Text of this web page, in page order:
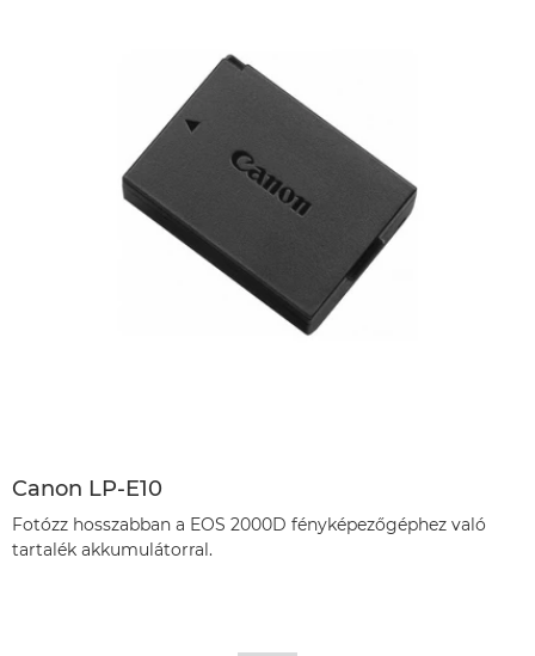
Canon LP-E10
Fotózz hosszabban a EOS 2000D fényképezőgéphez való
tartalék akkumulátorral.